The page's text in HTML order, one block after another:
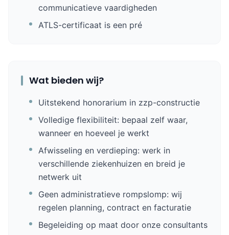
communicatieve vaardigheden
ATLS-certificaat is een pré
Wat bieden wij?
Uitstekend honorarium in zzp-constructie
Volledige flexibiliteit: bepaal zelf waar,
wanneer en hoeveel je werkt
Afwisseling en verdieping: werk in
verschillende ziekenhuizen en breid je
netwerk uit
Geen administratieve rompslomp: wij
regelen planning, contract en facturatie
Begeleiding op maat door onze consultants